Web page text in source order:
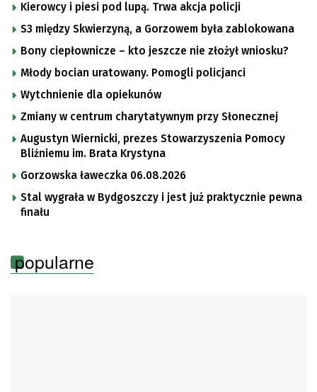
Kierowcy i piesi pod lupą. Trwa akcja policji
S3 między Skwierzyną, a Gorzowem była zablokowana
Bony ciepłownicze – kto jeszcze nie złożył wniosku?
Młody bocian uratowany. Pomogli policjanci
Wytchnienie dla opiekunów
Zmiany w centrum charytatywnym przy Słonecznej
Augustyn Wiernicki, prezes Stowarzyszenia Pomocy
Bliźniemu im. Brata Krystyna
Gorzowska ławeczka 06.08.2026
Stal wygrała w Bydgoszczy i jest już praktycznie pewna
finału
popularne